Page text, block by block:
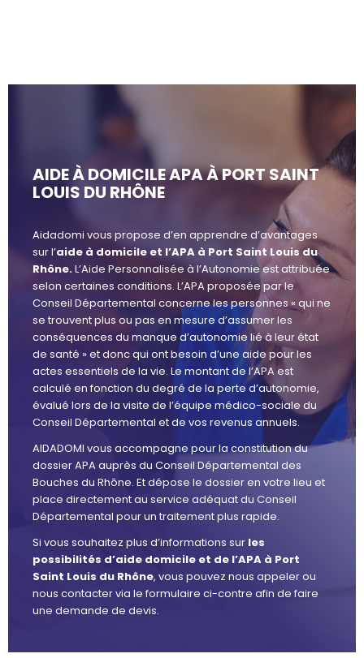
AIDE À DOMICILE APA À PORT SAINT
LOUIS DU RHÔNE
Aidadomi vous propose d’en apprendre d’avantages
sur l’aide à domicile et l’APA à Port Saint Louis du
Rhône.L’Aide Personnalisée à l’Autonomie est attribuée
selon certaines conditions. L’APA proposée par le
Conseil Départemental concerne les personnes « qui ne
se trouvent plus ou pas en mesure d’assumer les
conséquences du manque d’autonomie lié à leur état
de santé » et donc qui ont besoin d’une aide pour les
actes essentiels de la vie. Le montant de l’APA est
calculé en fonction du degré de la perte d’autonomie,
évalué lors de la visite de l’équipe médico-sociale du
Conseil Départemental et de vos revenus annuels.
AIDADOMI vous accompagne pour la constitution du
dossier APA auprès du Conseil Départemental des
Bouches du Rhône. Et dépose le dossier en votre lieu et
place directement au service adéquat du Conseil
Départemental pour un traitement plus rapide.
Si vous souhaitez plus d’informations sur les
possibilités d’aide domicile et de l’APA à Port
Saint Louis du Rhône, vous pouvez nous appeler ou
nous contacter via le formulaire ci-contre afin de faire
une demande de devis.